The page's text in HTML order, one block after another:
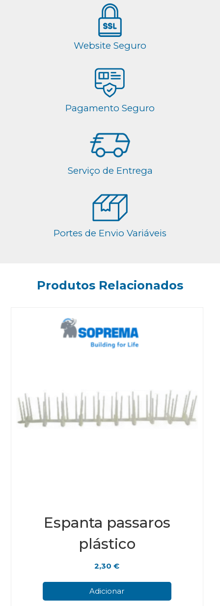
Website Seguro
Pagamento Seguro
Serviço de Entrega
Portes de Envio Variáveis
Produtos Relacionados
Espanta passaros
plástico
2,30€
Adicionar